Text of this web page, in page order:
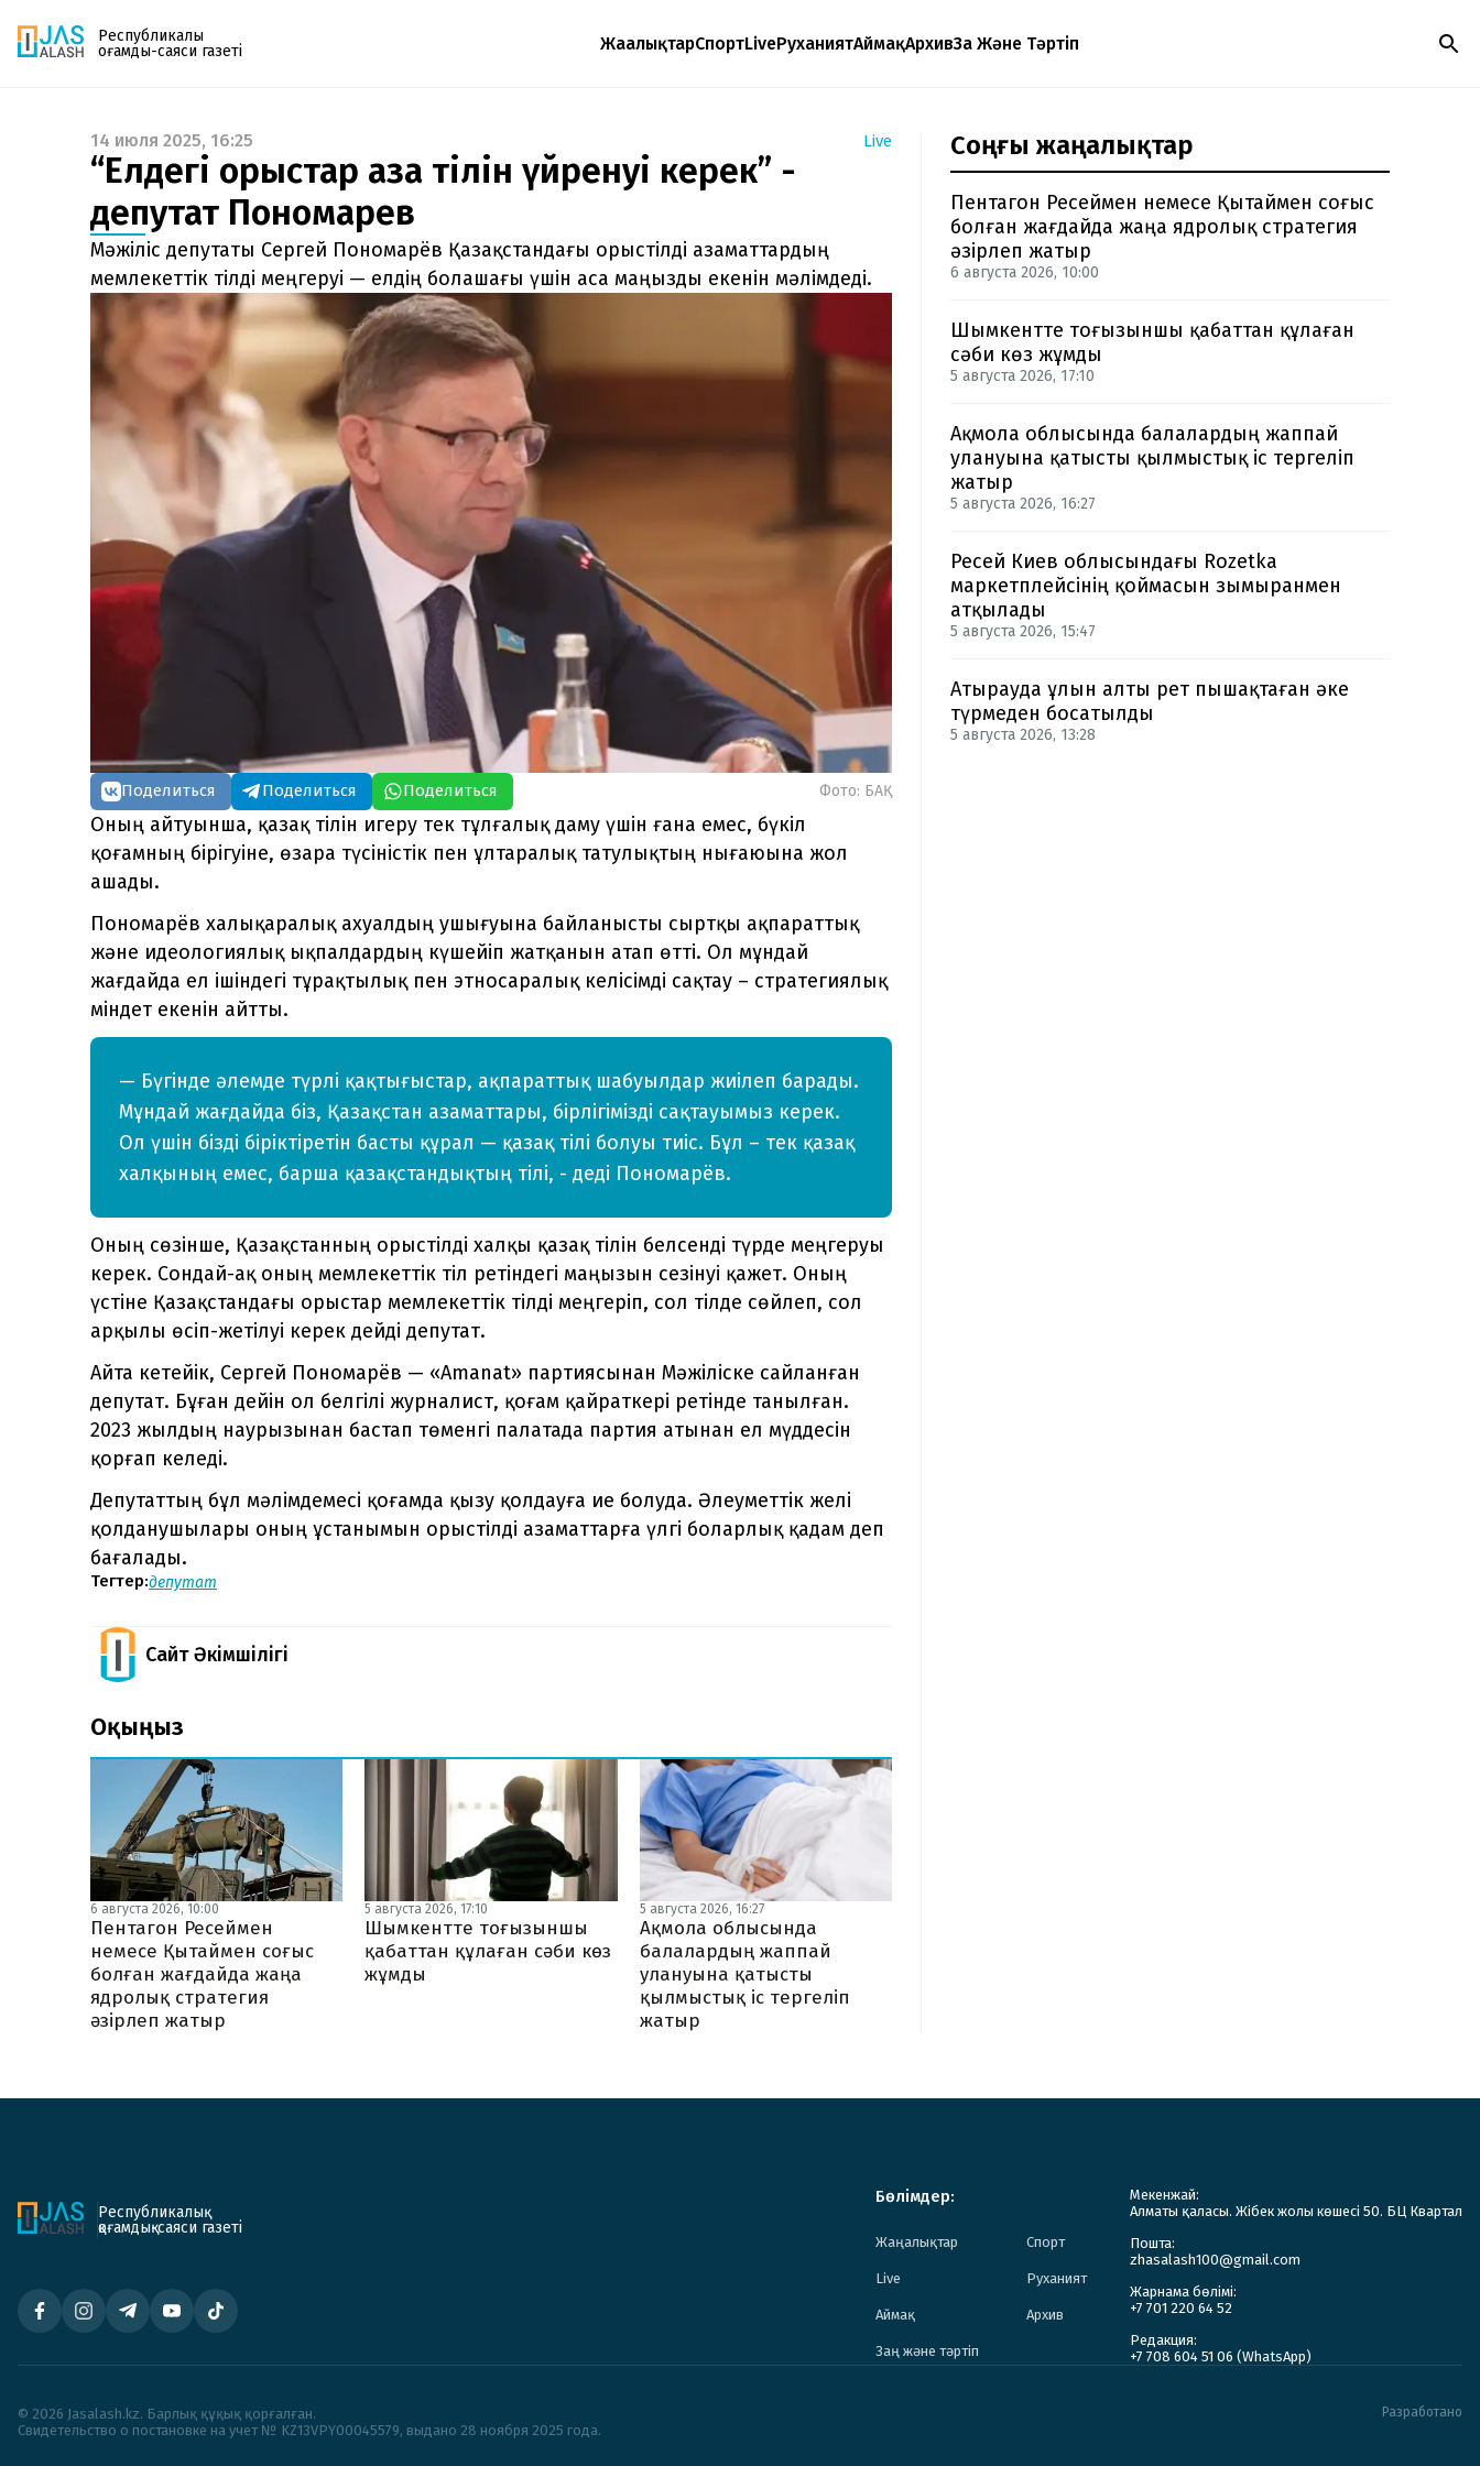
Республикалық
қоғамдық-саяси газеті
ЖаңалықтарСпортLiveРуханиятАймақАрхивЗаң Және Тәртіп
Газетке жазылу
PDF форматтағы газетті ай сайын электронды
поштаңызға алып отырыңыз. Жаңа нөмір
шыққан сәтте сізге бірден жіберіледі. Тек email
енгізіңіз, біз қалғанын өзіміз жібереміз.
14 июля 2025, 16:25 Live
“Елдегі орыстар қазақ тілін үйренуі керек” -
депутат Пономарев
Мәжіліс депутаты Сергей Пономарёв Қазақстандағы орыстілді азаматтардың
мемлекеттік тілді меңгеруі — елдің болашағы үшін аса маңызды екенін мәлімдеді.
Поделиться Поделиться Поделиться Фото: БАҚ
Оның айтуынша, қазақ тілін игеру тек тұлғалық даму үшін ғана емес, бүкіл
қоғамның бірігуіне, өзара түсіністік пен ұлтаралық татулықтың нығаюына жол
ашады.
Пономарёв халықаралық ахуалдың ушығуына байланысты сыртқы ақпараттық
және идеологиялық ықпалдардың күшейіп жатқанын атап өтті. Ол мұндай
жағдайда ел ішіндегі тұрақтылық пен этносаралық келісімді сақтау – стратегиялық
міндет екенін айтты.
— Бүгінде әлемде түрлі қақтығыстар, ақпараттық шабуылдар жиілеп барады.
Мұндай жағдайда біз, Қазақстан азаматтары, бірлігімізді сақтауымыз керек.
Ол үшін бізді біріктіретін басты құрал — қазақ тілі болуы тиіс. Бұл – тек қазақ
халқының емес, барша қазақстандықтың тілі, - деді Пономарёв.
Оның сөзінше, Қазақстанның орыстілді халқы қазақ тілін белсенді түрде меңгеруы
керек. Сондай-ақ оның мемлекеттік тіл ретіндегі маңызын сезінуі қажет. Оның
үстіне Қазақстандағы орыстар мемлекеттік тілді меңгеріп, сол тілде сөйлеп, сол
арқылы өсіп-жетілуі керек дейді депутат.
Айта кетейік, Сергей Пономарёв — «Amanat» партиясынан Мәжіліске сайланған
депутат. Бұған дейін ол белгілі журналист, қоғам қайраткері ретінде танылған.
2023 жылдың наурызынан бастап төменгі палатада партия атынан ел мүддесін
қорғап келеді.
Депутаттың бұл мәлімдемесі қоғамда қызу қолдауға ие болуда. Әлеуметтік желі
қолданушылары оның ұстанымын орыстілді азаматтарға үлгі боларлық қадам деп
бағалады.
Тегтер:депутат
Сайт Әкімшілігі
Оқыңыз
6 августа 2026, 10:00
Пентагон Ресеймен
немесе Қытаймен соғыс
болған жағдайда жаңа
ядролық стратегия
әзірлеп жатыр
5 августа 2026, 17:10
Шымкентте тоғызыншы
қабаттан құлаған сәби көз
жұмды
5 августа 2026, 16:27
Ақмола облысында
балалардың жаппай
улануына қатысты
қылмыстық іс тергеліп
жатыр
Соңғы жаңалықтар
Пентагон Ресеймен немесе Қытаймен соғыс
болған жағдайда жаңа ядролық стратегия
әзірлеп жатыр
6 августа 2026, 10:00
Шымкентте тоғызыншы қабаттан құлаған
сәби көз жұмды
5 августа 2026, 17:10
Ақмола облысында балалардың жаппай
улануына қатысты қылмыстық іс тергеліп
жатыр
5 августа 2026, 16:27
Ресей Киев облысындағы Rozetka
маркетплейсінің қоймасын зымыранмен
атқылады
5 августа 2026, 15:47
Атырауда ұлын алты рет пышақтаған әке
түрмеден босатылды
5 августа 2026, 13:28
Республикалық
қоғамдық-саяси газеті
Бөлімдер:
Жаңалықтар Спорт
Live Руханият
Аймақ Архив
Заң және тәртіп
Мекенжай:
Алматы қаласы. Жібек жолы көшесі 50. БЦ Квартал
Пошта:
zhasalash100@gmail.com
Жарнама бөлімі:
+7 701 220 64 52
Редакция:
+7 708 604 51 06 (WhatsApp)
© 2026 Jasalash.kz. Барлық құқық қорғалған.
Cвидетельство о постановке на учет № KZ13VPY00045579, выдано 28 ноября 2025 года.
Разработано